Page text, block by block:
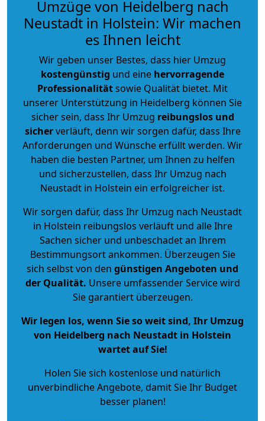
Umzüge von Heidelberg nach
Neustadt in Holstein: Wir machen
es Ihnen leicht
Wir geben unser Bestes, dass hier Umzug
kostengünstig und eine hervorragende
Professionalitätsowie Qualität bietet. Mit
unserer Unterstützung in Heidelberg können Sie
sicher sein, dass Ihr Umzug reibungslos und
sicherverläuft, denn wir sorgen dafür, dass Ihre
Anforderungen und Wünsche erfüllt werden. Wir
haben die besten Partner, um Ihnen zu helfen
und sicherzustellen, dass Ihr Umzug nach
Neustadt in Holstein ein erfolgreicher ist.
Wir sorgen dafür, dass Ihr Umzug nach Neustadt
in Holstein reibungslos verläuft und alle Ihre
Sachen sicher und unbeschadet an Ihrem
Bestimmungsort ankommen. Überzeugen Sie
sich selbst von den günstigen Angeboten und
der Qualität. Unsere umfassender Service wird
Sie garantiert überzeugen.
Wir legen los, wenn Sie so weit sind, Ihr Umzug
von Heidelberg nach Neustadt in Holstein
wartet auf Sie!
Holen Sie sich kostenlose und natürlich
unverbindliche Angebote, damit Sie Ihr Budget
besser planen!